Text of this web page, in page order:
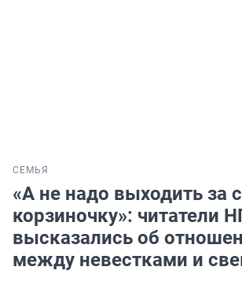
СЕМЬЯ
«А не надо выходить за
корзиночку»: читатели
высказались об
между невестками и